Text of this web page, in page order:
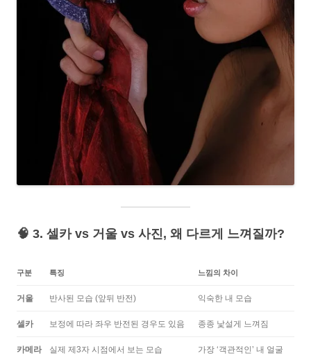
🧠 3. 셀카 vs 거울 vs 사진, 왜 다르게 느껴질까?
구분 특징 느낌의 차이
거울 반사된 모습 (앞뒤 반전) 익숙한 내 모습
셀카 보정에 따라 좌우 반전된 경우도 있음 종종 낯설게 느껴짐
카메라 실제 제3자 시점에서 보는 모습 가장 ‘객관적인’ 내 얼굴